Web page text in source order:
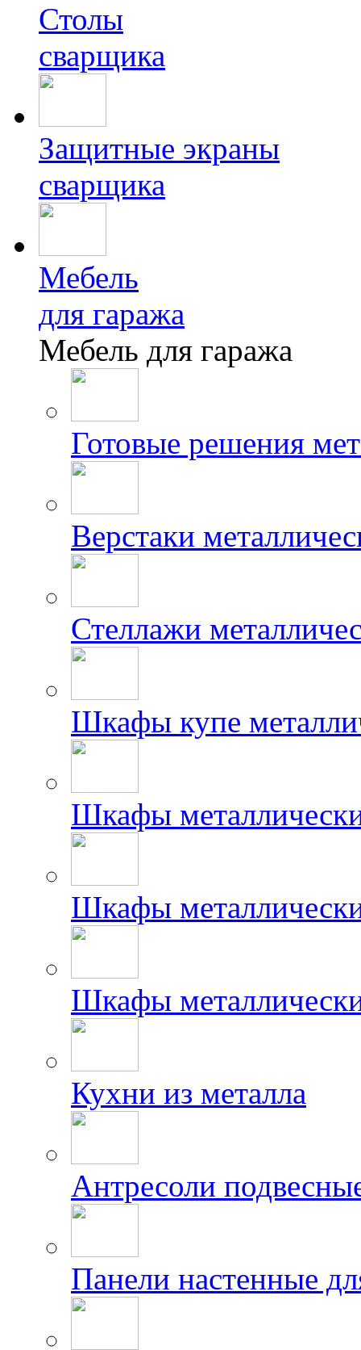
Столы
сварщика
Защитные экраны
сварщика
Мебель
для гаража
Мебель для гаража
Готовые решения
Верстаки
Стеллажи
Шкафы купе
Шкафы
Шкафы
Шкафы
Кухни из металла
Антресоли
Панели настенные